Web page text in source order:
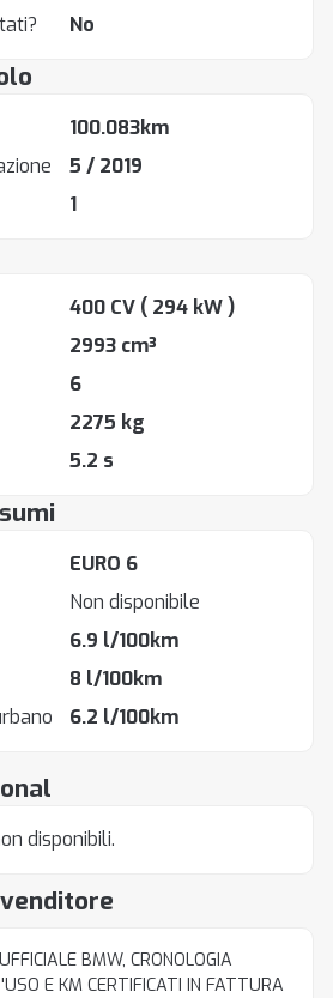
BMW, CRONOLOGIA
E KM CERTIFICATI IN FATTURA
disponibili.
No
100.083km
5 / 2019
1
400 CV ( 294 kW )
2993 cm³
6
2275 kg
5.2 s
EURO 6
Non disponibile
6.9 l/100km
8 l/100km
6.2 l/100km